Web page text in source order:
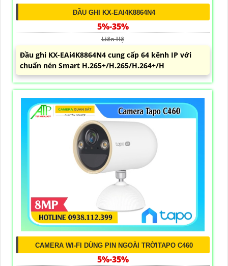
ĐẦU GHI KX-EAI4K8864N4
5%-35%
Liên Hệ
Đầu ghi KX-EAi4K8864N4 cung cấp 64 kênh IP với
chuẩn nén Smart H.265+/H.265/H.264+/H
CAMERA WI-FI DÙNG PIN NGOÀI TRỜITAPO C460
5%-35%